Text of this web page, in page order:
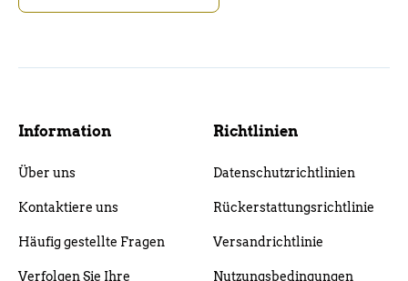
Information
Über uns
Kontaktiere uns
Häufig gestellte Fragen
Verfolgen Sie Ihre
Richtlinien
Datenschutzrichtlinien
Rückerstattungsrichtlinie
Versandrichtlinie
Nutzungsbedingungen